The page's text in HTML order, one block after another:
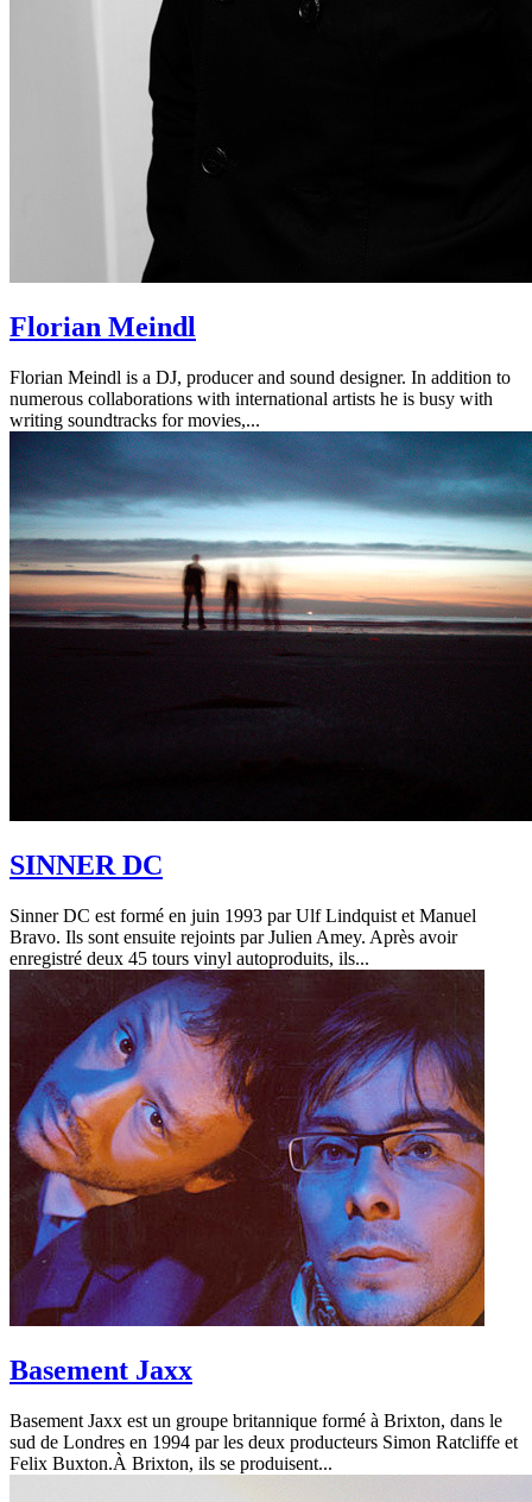
Florian Meindl
Florian Meindl is a DJ, producer and sound designer. In addition to
numerous collaborations with international artists he is busy with
writing soundtracks for movies,...
SINNER DC
Sinner DC est formé en juin 1993 par Ulf Lindquist et Manuel
Bravo. Ils sont ensuite rejoints par Julien Amey. Après avoir
enregistré deux 45 tours vinyl autoproduits, ils...
Basement Jaxx
Basement Jaxx est un groupe britannique formé à Brixton, dans le
sud de Londres en 1994 par les deux producteurs Simon Ratcliffe et
Felix Buxton.À Brixton, ils se produisent...